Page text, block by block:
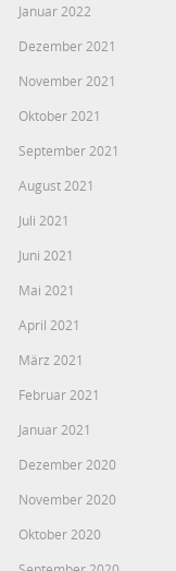
Januar 2022
Dezember 2021
November 2021
Oktober 2021
September 2021
August 2021
Juli 2021
Juni 2021
Mai 2021
April 2021
März 2021
Februar 2021
Januar 2021
Dezember 2020
November 2020
Oktober 2020